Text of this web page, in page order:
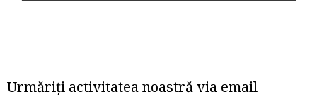
Urmăriți activitatea noastră via email